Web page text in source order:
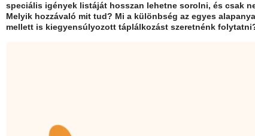
speciális igények listáját hosszan lehetne sorolni, és csak
Melyik hozzávaló mit tud? Mi a különbség az egyes
mellett is kiegyensúlyozott táplálkozást szeretnénk